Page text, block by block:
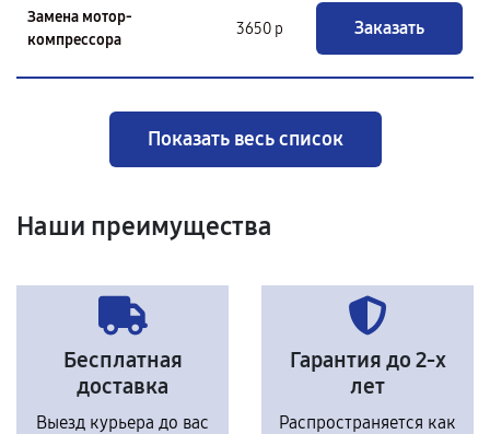
Замена мотор-
компрессора
3650 р Заказать
Показать весь список
Наши преимущества
Бесплатная
доставка
Выезд курьера до вас
Гарантия до 2-х
лет
Распространяется как